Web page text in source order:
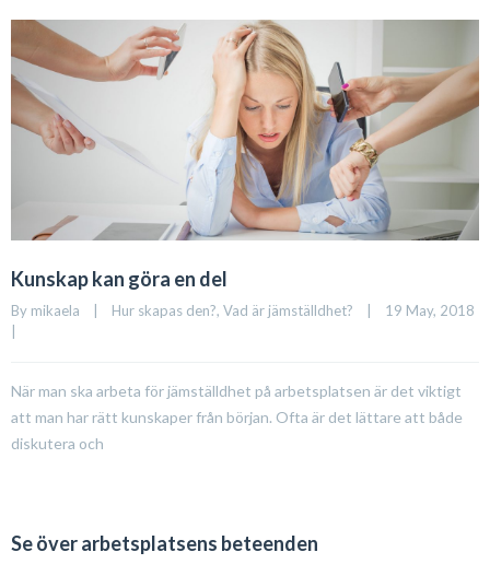
Kunskap kan göra en del
By mikaela | Hur skapas den?, Vad är jämställdhet? |
|
När man ska arbeta för jämställdhet på arbetsplatsen är det viktigt
att man har rätt kunskaper från början. Ofta är det lättare att både
diskutera och
Se över arbetsplatsens beteenden